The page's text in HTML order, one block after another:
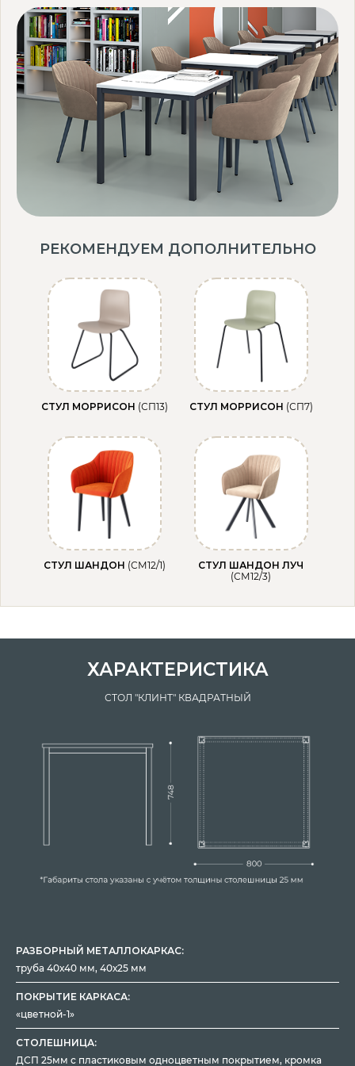
пространство.
Стол Клинт — это практичность, компактность и стиль, который
станет идеальным дополнением к любому интерьеру.
РЕКОМЕНДУЕМ ДОПОЛНИТЕЛЬНО
СТУЛ МОРРИСОН (СП13) СТУЛ МОРРИСОН (СП7)
СТУЛ ШАНДОН (СМ12/1)
СТУЛ ШАНДОН ЛУЧ
(СМ12/3)
ХАРАКТЕРИСТИКА
СТОЛ "КЛИНТ" КВАДРАТНЫЙ
РАЗБОРНЫЙ МЕТАЛЛОКАРКАС:
труба 40х40 мм, 40х25 мм
ПОКРЫТИЕ КАРКАСА:
«цветной-1»
СТОЛЕШНИЦА:
ДСП 25мм с пластиковым одноцветным покрытием, кромка